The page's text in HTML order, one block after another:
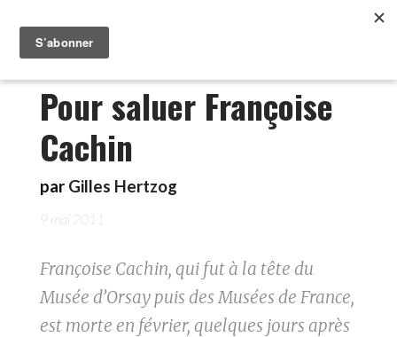
Pour saluer Françoise
Cachin
par Gilles Hertzog
9 mai 2011
Françoise Cachin, qui fut à la tête du
Musée d’Orsay puis des Musées de France,
est morte en février, quelques jours après